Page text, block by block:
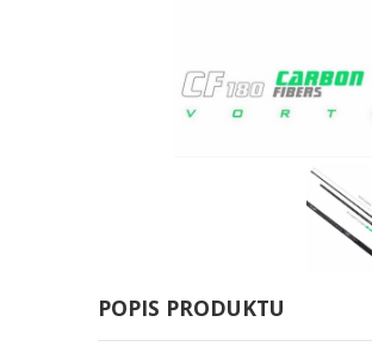
POPIS PRODUKTU